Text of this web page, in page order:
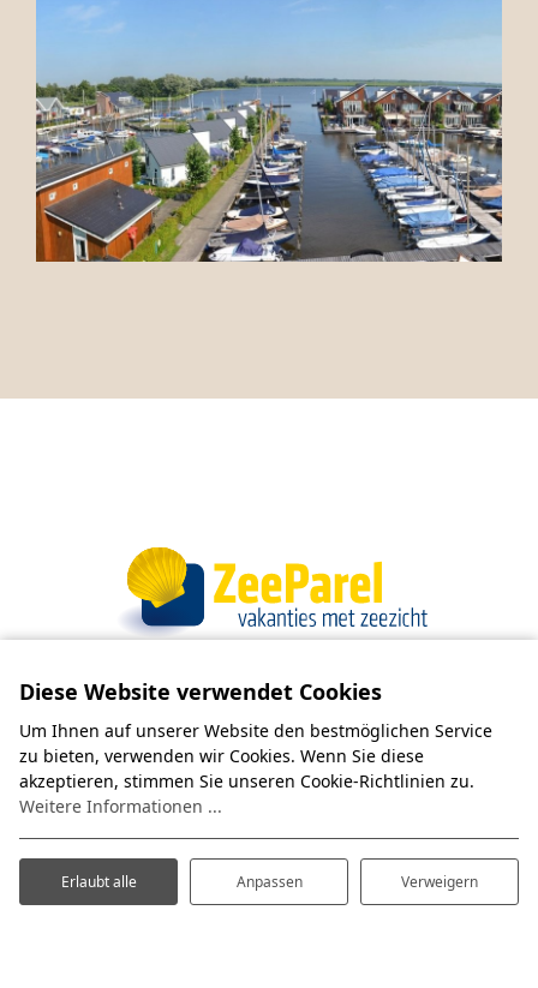
Wir freuen uns darauf, Sie in einer unserer
Perlen willkommen zu heißen!
Unser Team ist bereit, Ihnen einen angenehmen
Aufenthalt zu bereiten.
Haben Sie die ZeeParel-App bereits
heruntergeladen?
Lesen Sie mehr über unsere
neue App!
Diese Website verwendet Cookies
Um Ihnen auf unserer Website den bestmöglichen Service
zu bieten, verwenden wir Cookies. Wenn Sie diese
akzeptieren, stimmen Sie unseren Cookie-Richtlinien zu.
Weitere Informationen ...
Erlaubt alle Anpassen Verweigern